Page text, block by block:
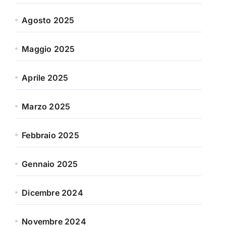
Agosto 2025
Maggio 2025
Aprile 2025
Marzo 2025
Febbraio 2025
Gennaio 2025
Dicembre 2024
Novembre 2024